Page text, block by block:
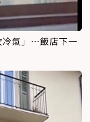
冷氣」…飯店下一